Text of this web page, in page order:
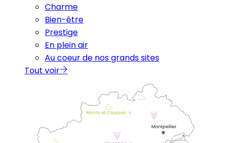
Charme
Bien-être
Prestige
En plein air
Au coeur de nos grands sites
Tout voir